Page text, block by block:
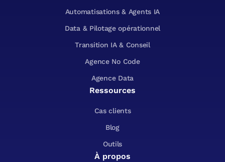
Automatisations & Agents IA
Data & Pilotage opérationnel
Transition IA & Conseil
Agence No Code
Agence Data
Ressources
Cas clients
Blog
Outils
À propos